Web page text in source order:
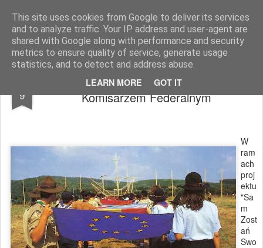
This site uses cookies from Google to deliver its services
and to analyze traffic. Your IP address and user-agent are
shared with Google along with performance and security
metrics to ensure quality of service, generate usage
statistics, and to detect and address abuse.
LEARN MORE GOT IT
Zbigniew Minda blog osobisty
Pages
9
Sam Zostań Swoim Własnym
Komisarzem Federalnym
W
ram
ach
proj
ektu
"Sa
m
Zost
ań
Swo